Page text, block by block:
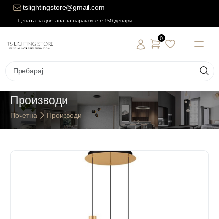
tslightingstore@gmail.com
Цената за достава на нарачките е 150 денари.
0
Производи
Почетна Производи